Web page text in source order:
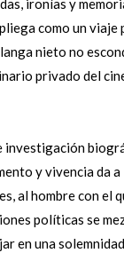
ironías y
como un
nieto no
privado del
investigación
y vivencia
al hombre con
políticas se
en una